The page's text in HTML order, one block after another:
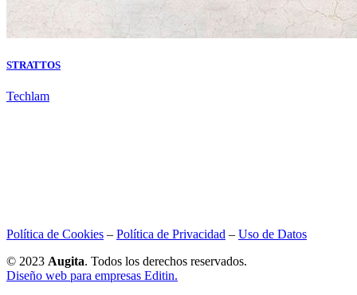
STRATTOS
Techlam
Política de Cookies – Política de Privacidad – Uso de Datos
© 2023 Augita. Todos los derechos reservados.
Diseño web para empresas Editin.